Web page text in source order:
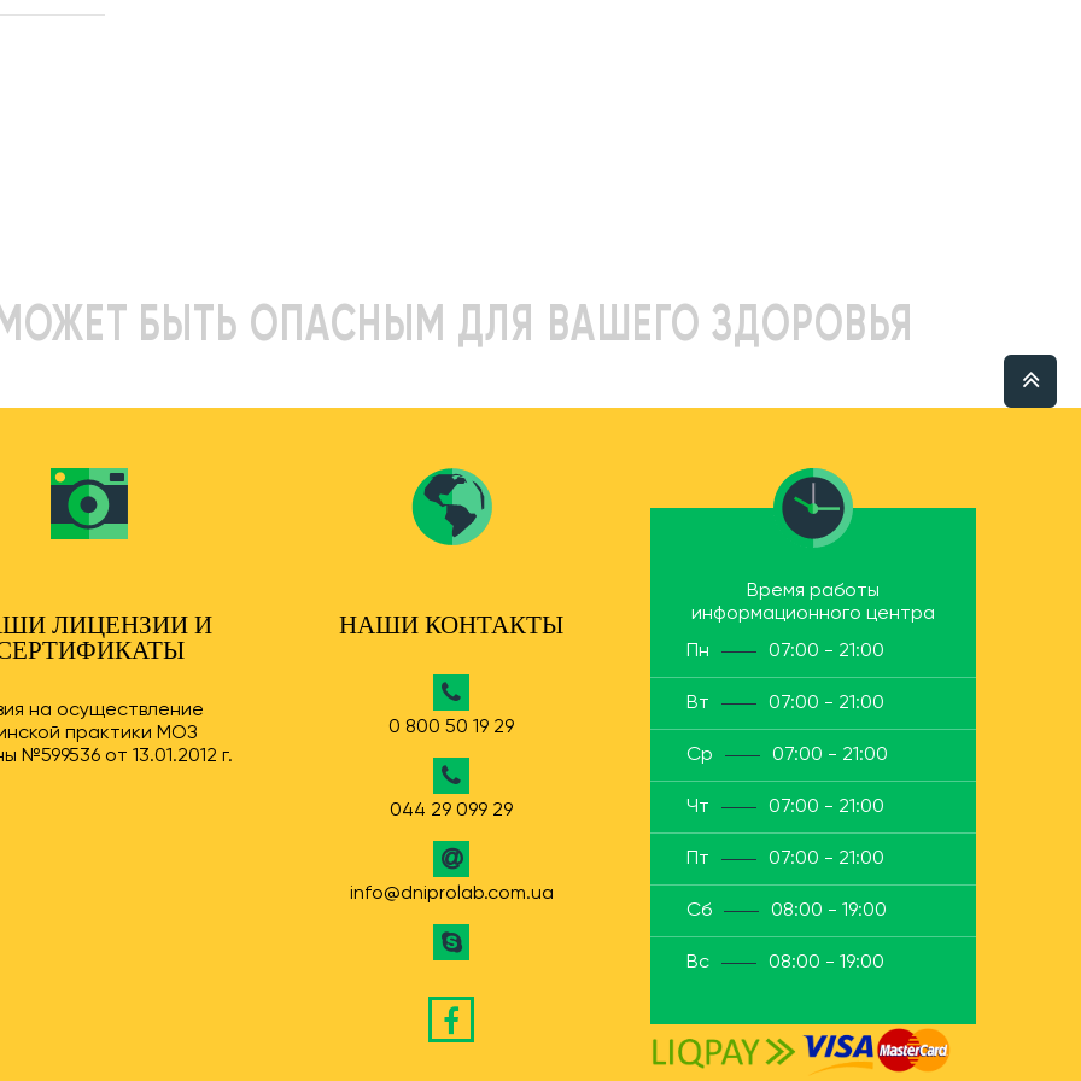
БЫТЬ ОПАСНЫМ ДЛЯ ВАШЕГО ЗДОРОВЬЯ
ЛИЦЕНЗИИ И
на осуществление
практики МОЗ
№599536 от 13.01.2012 г.
НАШИ КОНТАКТЫ
0 800 50 19 29
044 29 099 29
info@dniprolab.com.ua
Время работы
информационного центра
Пн
07:00 - 21:00
Вт 07:00 - 21:00
Ср 07:00 - 21:00
Чт 07:00 - 21:00
Пт 07:00 - 21:00
Сб 08:00 - 19:00
Вс 08:00 - 19:00